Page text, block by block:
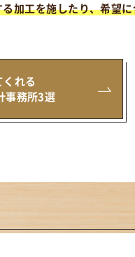
加工を施したり、希望
れる
事務所3選